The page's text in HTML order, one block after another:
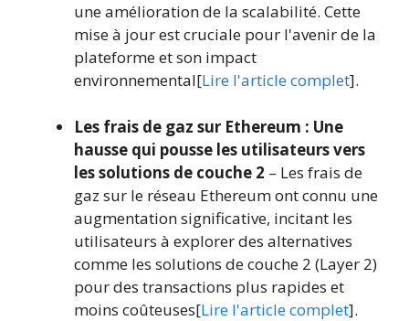
une amélioration de la scalabilité. Cette
mise à jour est cruciale pour l'avenir de la
plateforme et son impact
environnemental[Lire l'article complet].
Les frais de gaz sur Ethereum : Une
hausse qui pousse les utilisateurs vers
les solutions de couche 2 – Les frais de
gaz sur le réseau Ethereum ont connu une
augmentation significative, incitant les
utilisateurs à explorer des alternatives
comme les solutions de couche 2 (Layer 2)
pour des transactions plus rapides et
moins coûteuses[Lire l'article complet].